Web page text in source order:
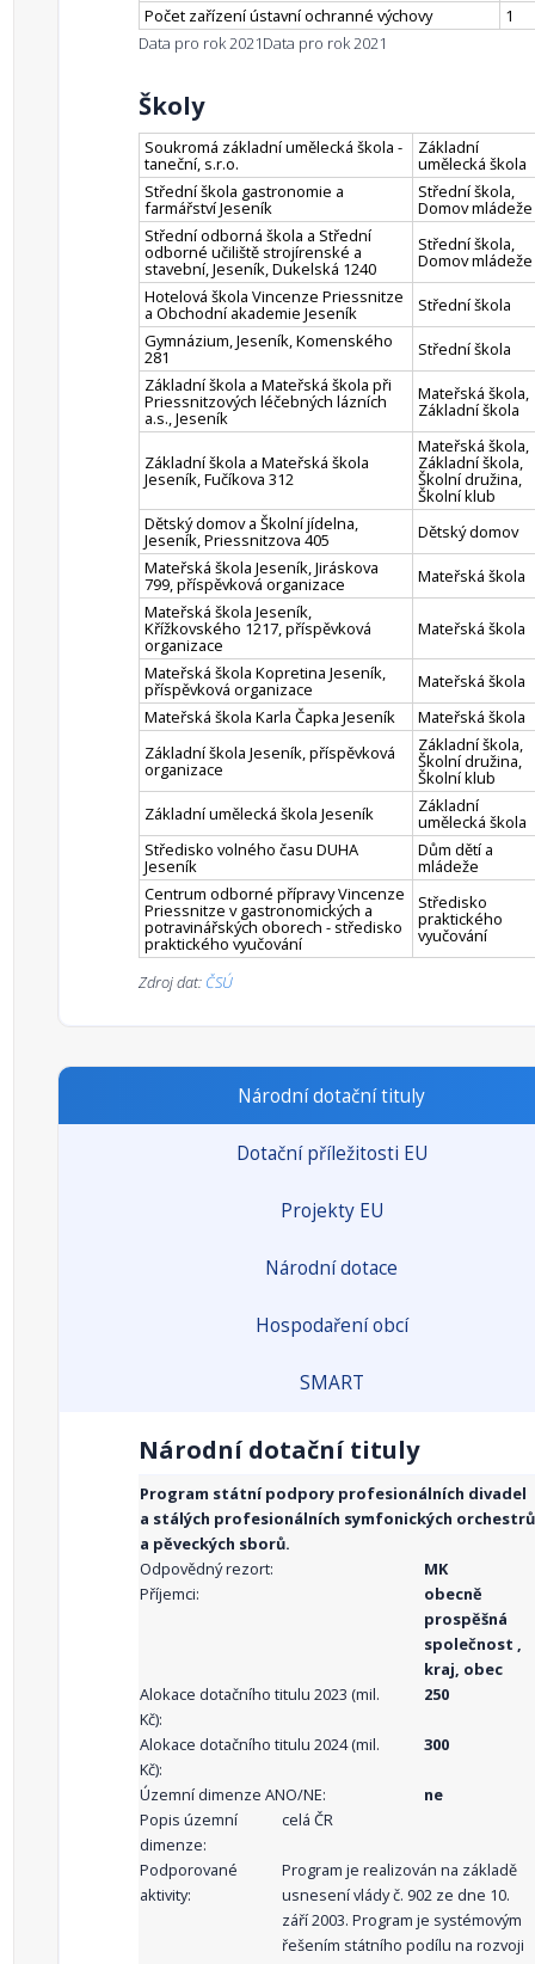
Počet zařízení ústavní ochranné výchovy
1
Data pro rok 2021Data pro rok 2021
Školy
Soukromá základní umělecká škola -
taneční, s.r.o.
Základní
umělecká škola
Střední škola gastronomie a
farmářství Jeseník
Střední škola,
Domov mládeže
Střední odborná škola a Střední
odborné učiliště strojírenské a
stavební, Jeseník, Dukelská 1240
Střední škola,
Domov mládeže
Hotelová škola Vincenze Priessnitze
a Obchodní akademie Jeseník
Střední škola
Gymnázium, Jeseník, Komenského
281
Střední škola
Základní škola a Mateřská škola při
Priessnitzových léčebných lázních
a.s., Jeseník
Mateřská škola,
Základní škola
Základní škola a Mateřská škola
Jeseník, Fučíkova 312
Mateřská škola,
Základní škola,
Školní družina,
Školní klub
Dětský domov a Školní jídelna,
Jeseník, Priessnitzova 405
Dětský domov
Mateřská škola Jeseník, Jiráskova
799, příspěvková organizace
Mateřská škola
Mateřská škola Jeseník,
Křížkovského 1217, příspěvková
organizace
Mateřská škola
Mateřská škola Kopretina Jeseník,
příspěvková organizace
Mateřská škola
Mateřská škola Karla Čapka Jeseník
Mateřská škola
Základní škola Jeseník, příspěvková
organizace
Základní škola,
Školní družina,
Školní klub
Základní umělecká škola Jeseník
Základní
umělecká škola
Středisko volného času DUHA
Jeseník
Dům dětí a
mládeže
Centrum odborné přípravy Vincenze
Priessnitze v gastronomických a
potravinářských oborech - středisko
praktického vyučování
Středisko
praktického
vyučování
Zdroj dat: ČSÚ
Národní dotační tituly
Dotační příležitosti EU
Projekty EU
Národní dotace
Hospodaření obcí
SMART
Národní dotační tituly
Program státní podpory profesionálních divadel
a stálých profesionálních symfonických orchestrů
a pěveckých sborů.
Odpovědný rezort:
MK
Příjemci:
obecně
prospěšná
společnost ,
kraj, obec
Alokace dotačního titulu 2023 (mil.
Kč):
250
Alokace dotačního titulu 2024 (mil.
Kč):
300
Územní dimenze ANO/NE:
ne
Popis územní
dimenze:
celá ČR
Podporované
aktivity:
Program je realizován na základě
usnesení vlády č. 902 ze dne 10.
září 2003. Program je systémovým
řešením státního podílu na rozvoji